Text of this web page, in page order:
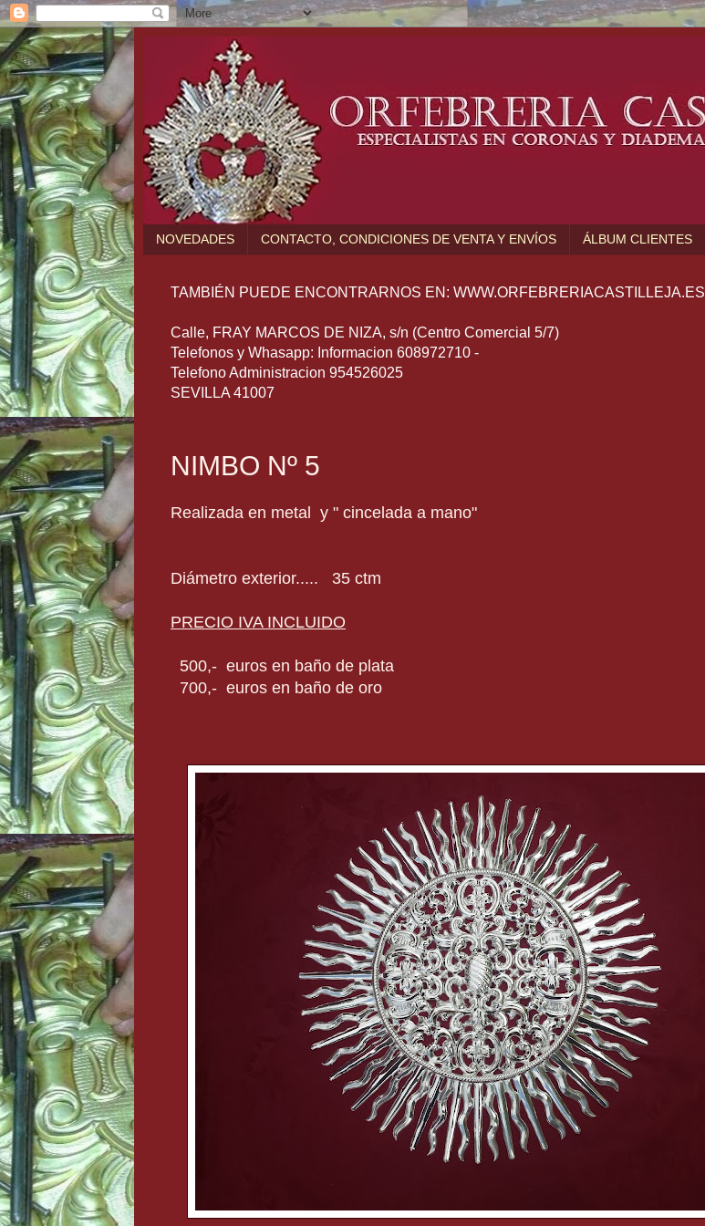
NOVEDADES CONTACTO, CONDICIONES DE VENTA Y ENVÍOS ÁLBUM CLIENTES
TAMBIÉN PUEDE ENCONTRARNOS EN: WWW.ORFEBRERIACASTILLEJA.ES
Calle, FRAY MARCOS DE NIZA, s/n (Centro Comercial 5/7)
Telefonos y Whasapp: Informacion 608972710 -
Telefono Administracion 954526025
SEVILLA 41007
NIMBO Nº 5
Realizada en metal y " cincelada a mano"
Diámetro exterior..... 35 ctm
PRECIO IVA INCLUIDO
500,- euros en baño de plata
700,- euros en baño de oro